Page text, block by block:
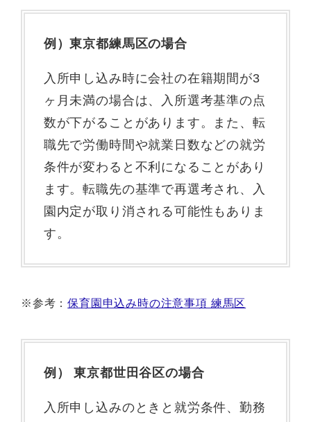
例）東京都練馬区の場合
入所申し込み時に会社の在籍期間が3
ヶ月未満の場合は、入所選考基準の点
数が下がることがあります。また、転
職先で労働時間や就業日数などの就労
条件が変わると不利になることがあり
ます。転職先の基準で再選考され、入
園内定が取り消される可能性もありま
す。
※参考：保育園申込み時の注意事項 練馬区
例） 東京都世田谷区の場合
入所申し込みのときと就労条件、勤務